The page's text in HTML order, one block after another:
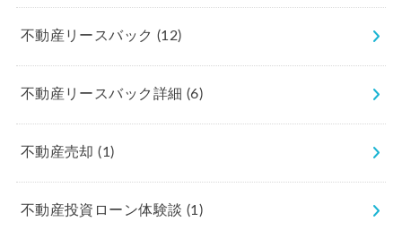
不動産リースバック (12)
不動産リースバック詳細 (6)
不動産売却(1)
不動産投資ローン体験談 (1)